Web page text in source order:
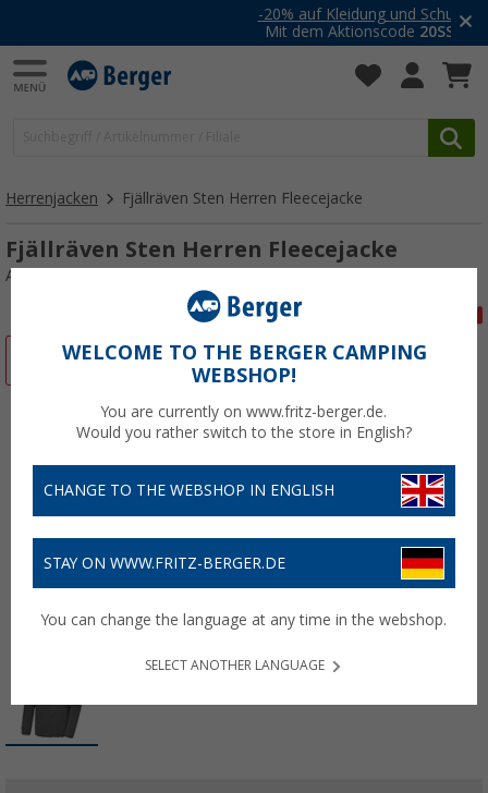
-20% auf Kleidung und Schuhe
Mit dem Aktionscode20SSV
Herrenjacken Fjällräven Sten Herren Fleecejacke
Fjällräven Sten Herren Fleecejacke
Art.-Nr.: 801050L
WELCOME TO THE BERGER CAMPING
WEBSHOP!
You are currently on www.fritz-berger.de.
Would you rather switch to the store in English?
CHANGE TO THE WEBSHOP IN ENGLISH
STAY ON WWW.FRITZ-BERGER.DE
You can change the language at any time in the webshop.
SELECT ANOTHER LANGUAGE